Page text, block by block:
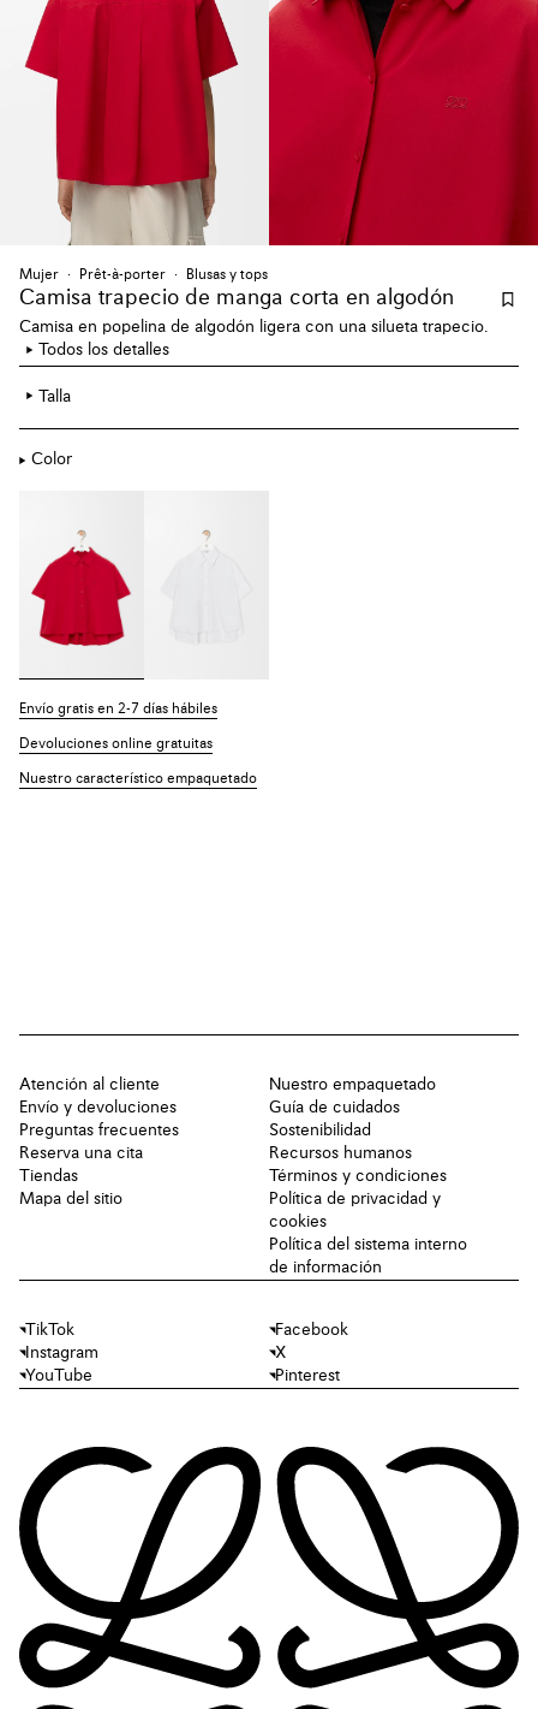
Mujer Prêt-à-porter Blusas y tops
Camisa trapecio de manga corta en algodón
Camisa en popelina de algodón ligera con una silueta trapecio.
Todos los detalles
Talla
Color
Envío gratis en 2-7 días hábiles
Devoluciones online gratuitas
Nuestro característico empaquetado
Atención al cliente
Envío y devoluciones
Preguntas frecuentes
Reserva una cita
Tiendas
Mapa del sitio
Nuestro empaquetado
Guía de cuidados
Sostenibilidad
Recursos humanos
Términos y condiciones
Política de privacidad y
cookies
Política del sistema interno
de información
TikTok
Facebook
Instagram
X
YouTube
Pinterest